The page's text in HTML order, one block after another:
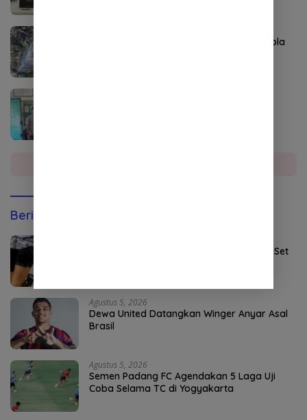
P3-TGAI Aceh Tenggara Disorot, Swakelola
Berita Olahraga
Persebaya Maksimalkan Open Play dan Set
Agustus 5, 2026
Dewa United Datangkan Winger Anyar Asal
Brasil
Agustus 5, 2026
Semen Padang FC Agendakan 5 Laga Uji
Coba Selama TC di Yogyakarta